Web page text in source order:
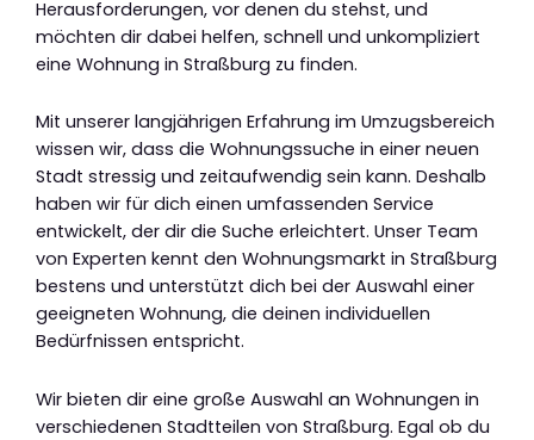
Herausforderungen, vor denen du stehst, und
möchten dir dabei helfen, schnell und unkompliziert
eine Wohnung in Straßburg zu finden.
Mit unserer langjährigen Erfahrung im Umzugsbereich
wissen wir, dass die Wohnungssuche in einer neuen
Stadt stressig und zeitaufwendig sein kann. Deshalb
haben wir für dich einen umfassenden Service
entwickelt, der dir die Suche erleichtert. Unser Team
von Experten kennt den Wohnungsmarkt in Straßburg
bestens und unterstützt dich bei der Auswahl einer
geeigneten Wohnung, die deinen individuellen
Bedürfnissen entspricht.
Wir bieten dir eine große Auswahl an Wohnungen in
verschiedenen Stadtteilen von Straßburg. Egal ob du